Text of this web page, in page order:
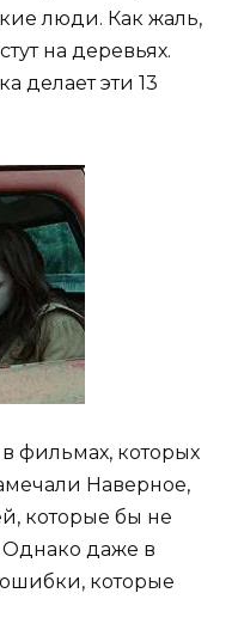
люди. Как жаль,
на деревьях.
делает эти 13
фильмах, которых
Наверное,
которые бы не
даже в
которые